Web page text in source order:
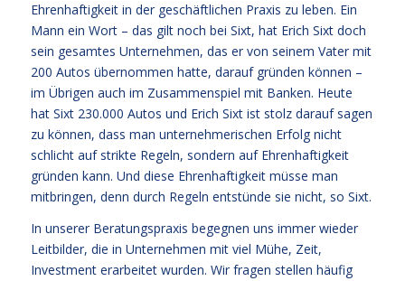
Ehrenhaftigkeit in der geschäftlichen Praxis zu leben. Ein
Mann ein Wort – das gilt noch bei Sixt, hat Erich Sixt doch
sein gesamtes Unternehmen, das er von seinem Vater mit
200 Autos übernommen hatte, darauf gründen können –
im Übrigen auch im Zusammenspiel mit Banken. Heute
hat Sixt 230.000 Autos und Erich Sixt ist stolz darauf sagen
zu können, dass man unternehmerischen Erfolg nicht
schlicht auf strikte Regeln, sondern auf Ehrenhaftigkeit
gründen kann. Und diese Ehrenhaftigkeit müsse man
mitbringen, denn durch Regeln entstünde sie nicht, so Sixt.
In unserer Beratungspraxis begegnen uns immer wieder
Leitbilder, die in Unternehmen mit viel Mühe, Zeit,
Investment erarbeitet wurden. Wir fragen stellen häufig